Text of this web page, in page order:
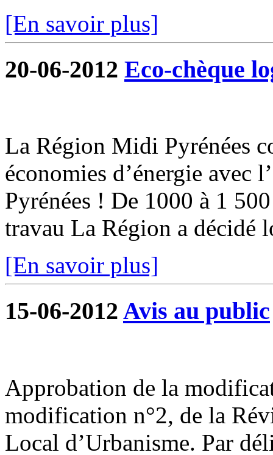
[En savoir plus]
20-06-2012 Eco-chèque
La Région Midi Pyrénées
économies d’énergie avec
Pyrénées ! De 1000 à 1
travau La Région a décidé
[En savoir plus]
15-06-2012 Avis au public
Approbation de la
modification n°2, de la
Local d’Urbanisme. Par